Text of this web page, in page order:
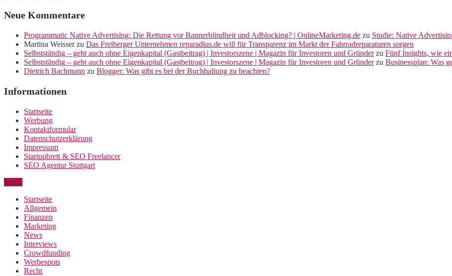
Neue Kommentare
Programmatic Native Advertising: Die Rettung vor Bannerblindheit und Adblocking? | OnlineMarketing.de zu Studie: Native
Martina Weisserzu Das Freiberger Unternehmen reparadius.de will für Transparenz im Markt der Fahrradreparaturen sorgen
Selbstständig – geht auch ohne Eigenkapital (Gastbeitrag) | Investorszene | Magazin für Investoren und Gründerzu Fünf Insights, wie
Selbstständig – geht auch ohne Eigenkapital (Gastbeitrag) | Investorszene | Magazin für Investoren und Gründerzu Businessplan: Was
Dietrich Bachmann zu Blogger: Was gibt es bei der Buchhaltung zu beachten?
Informationen
Startseite
Werbung
Kontaktformular
Datenschutzerklärung
Impressum
Startupbrett & SEO Freelancer
SEO Agentur Stuttgart
Menu
Startseite
Allgemein
Finanzen
Marketing
News
Interviews
Crowdfunding
Werbespots
Recht